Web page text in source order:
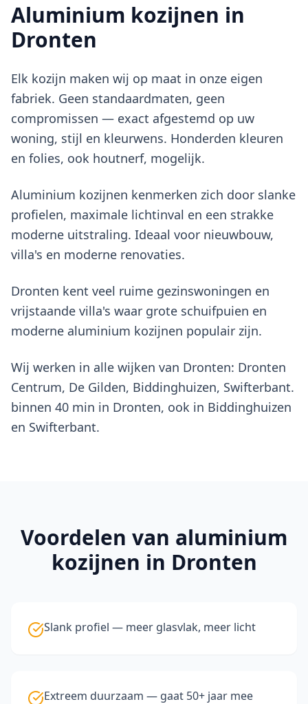
Aluminium kozijnen in
Dronten
Elk kozijn maken wij op maat in onze eigen
fabriek. Geen standaardmaten, geen
compromissen — exact afgestemd op uw
woning, stijl en kleurwens. Honderden kleuren
en folies, ook houtnerf, mogelijk.
Aluminium kozijnen kenmerken zich door slanke
profielen, maximale lichtinval en een strakke
moderne uitstraling. Ideaal voor nieuwbouw,
villa's en moderne renovaties.
Dronten kent veel ruime gezinswoningen en
vrijstaande villa's waar grote schuifpuien en
moderne aluminium kozijnen populair zijn.
Wij werken in alle wijken van Dronten: Dronten
Centrum, De Gilden, Biddinghuizen, Swifterbant.
binnen 40 min in Dronten, ook in Biddinghuizen
en Swifterbant.
Voordelen van aluminium
kozijnen in Dronten
Slank profiel — meer glasvlak, meer licht
Extreem duurzaam — gaat 50+ jaar mee